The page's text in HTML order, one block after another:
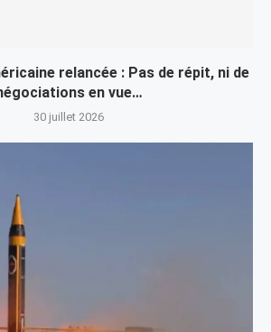
relancée : Pas de répit, ni de
en vue…
30 juillet 2026